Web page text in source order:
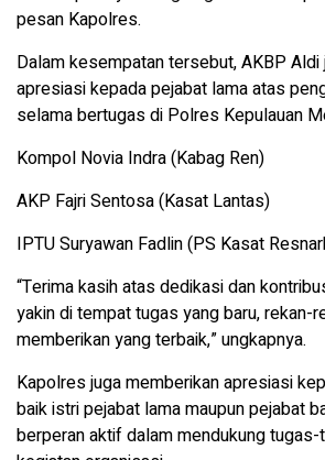
pesan Kapolres.
Dalam kesempatan tersebut, AKBP
apresiasi kepada pejabat lama atas
selama bertugas di Polres Kepulauan
Kompol Novia Indra (Kabag Ren)
AKP Fajri Sentosa (Kasat Lantas)
IPTU Suryawan Fadlin (PS Kasat
“Terima kasih atas dedikasi dan
yakin di tempat tugas yang baru, rekan-
memberikan yang terbaik,” ungkapnya.
Kapolres juga memberikan apresiasi
baik istri pejabat lama maupun pejabat
berperan aktif dalam mendukung